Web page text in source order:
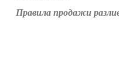
Правила продажи